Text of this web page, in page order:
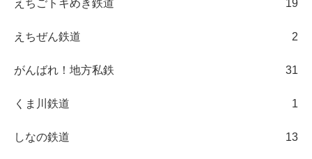
えちごトキめき鉄道 19
えちぜん鉄道 2
がんばれ！地方私鉄 31
くま川鉄道 1
しなの鉄道 13